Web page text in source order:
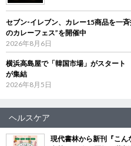
セブン‐イレブン、カレー15商品を一
のカレーフェス”を開催中
2026年8月6日
横浜高島屋で「韓国市場」がスター
が集結
2026年8月5日
ヘルスケア
現代書林から新刊『こ